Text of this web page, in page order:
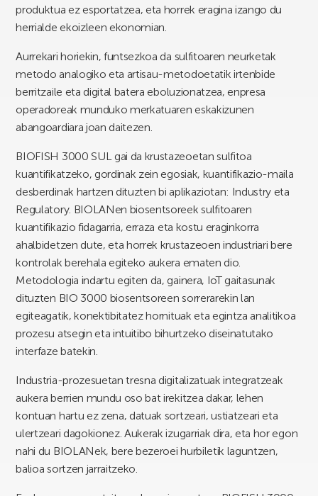
produktua ez esportatzea, eta horrek eragina izango du
herrialde ekoizleen ekonomian.
Aurrekari horiekin, funtsezkoa da sulfitoaren neurketak
metodo analogiko eta artisau-metodoetatik irtenbide
berritzaile eta digital batera eboluzionatzea, enpresa
operadoreak munduko merkatuaren eskakizunen
abangoardiara joan daitezen.
BIOFISH 3000 SUL gai da krustazeoetan sulfitoa
kuantifikatzeko, gordinak zein egosiak, kuantifikazio-maila
desberdinak hartzen dituzten bi aplikaziotan: Industry eta
Regulatory. BIOLANen biosentsoreek sulfitoaren
kuantifikazio fidagarria, erraza eta kostu eraginkorra
ahalbidetzen dute, eta horrek krustazeoen industriari bere
kontrolak berehala egiteko aukera ematen dio.
Metodologia indartu egiten da, gainera, IoT gaitasunak
dituzten BIO 3000 biosentsoreen sorrerarekin lan
egiteagatik, konektibitatez hornituak eta egintza analitikoa
prozesu atsegin eta intuitibo bihurtzeko diseinatutako
interfaze batekin.
Industria-prozesuetan tresna digitalizatuak integratzeak
aukera berrien mundu oso bat irekitzea dakar, lehen
kontuan hartu ez zena, datuak sortzeari, ustiatzeari eta
ulertzeari dagokionez. Aukerak izugarriak dira, eta hor egon
nahi du BIOLANek, bere bezeroei hurbiletik laguntzen,
balioa sortzen jarraitzeko.